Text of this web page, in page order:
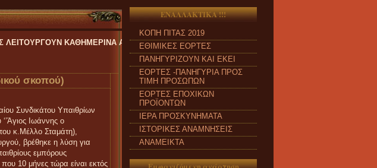
ΚΑΘΗΜΕΡΙΝΑ ΑΠΟ ΔΕΥΤΕΡΑ έως ΠΑΡΑΣΚΕΥΗ και από ώρα 09:00 π.μ. έως 04:00 μ.μ.
σκοπού)
Συνδικάτου Υπαιθρίων
Ιωάννης ο
του κ.Μέλλο Σταμάτη),
βρέθηκε η λύση για
εμπόρους
10 μήνες τώρα είναι εκτός
ΕΝΑΛΛΑΚΤΙΚΑ !!!
ΚΟΠΗ ΠΙΤΑΣ 2019
ΕΘΙΜΙΚΕΣ ΕΟΡΤΕΣ
ΠΑΝΗΓΥΡΙΖΟΥΝ ΚΑΙ ΕΚΕΙ
ΕΟΡΤΕΣ -ΠΑΝΗΓΥΡΙΑ ΠΡΟΣ
ΤΙΜΗ ΠΡΟΣΩΠΩΝ
ΕΟΡΤΕΣ ΕΠΟΧΙΚΩΝ
ΠΡΟΪΟΝΤΩΝ
ΙΕΡΑ ΠΡΟΣΚΥΝΗΜΑΤΑ
ΙΣΤΟΡΙΚΕΣ ΑΝΑΜΝΗΣΕΙΣ
ΑΝΑΜΕΙΚΤΑ